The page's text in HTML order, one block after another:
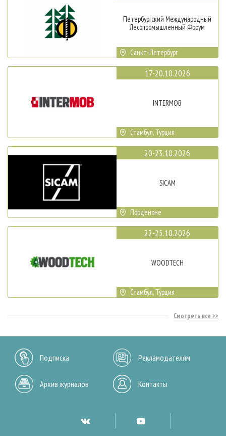
Петербургский Международный
Лесопромышленный Форум
Санкт-Петербург
17-20.10.2026
INTERMOB
Стамбул, Турция
20-23.10.2026
SICAM
Порденоне
22-25.10.2026
WOODTECH
Стамбул, Турция
Смотреть все
Подписка Рекламодателям
Архив журналов Контакты